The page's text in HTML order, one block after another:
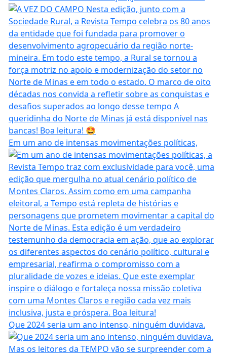
Em um ano de intensas movimentações políticas,
Que 2024 seria um ano intenso, ninguém duvidava.